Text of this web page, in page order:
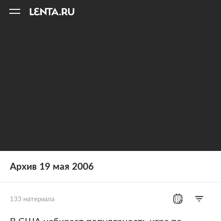
Архив 19 мая 2006
133 материала